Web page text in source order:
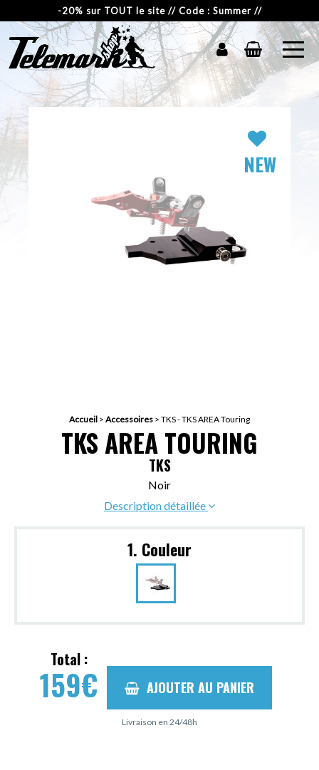
-20% sur TOUT le site // Code : Summer //
NEW
Accueil > Accessoires > TKS - TKS AREA Touring
TKS AREA TOURING
TKS
Noir
Description détaillée
1. Couleur
Total :
159€ AJOUTER AU PANIER
Livraison en 24/48h